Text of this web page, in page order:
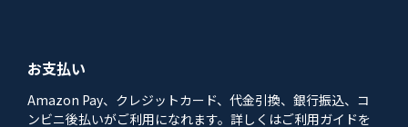
お支払い
Amazon Pay、クレジットカード、代金引換、銀行振込、コ
ンビニ後払いがご利用になれます。詳しくはご利用ガイドを